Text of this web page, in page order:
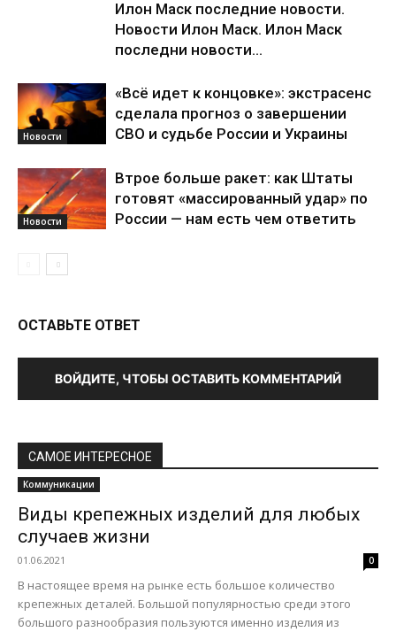
Илон Маск последние новости.
Новости Илон Маск. Илон Маск
последни новости...
Новости
«Всё идет к концовке»: экстрасенс
сделала прогноз о завершении
СВО и судьбе России и Украины
Новости
Втрое больше ракет: как Штаты
готовят «массированный удар» по
России — нам есть чем ответить
ОСТАВЬТЕ ОТВЕТ
ВОЙДИТЕ, ЧТОБЫ ОСТАВИТЬ КОММЕНТАРИЙ
САМОЕ ИНТЕРЕСНОЕ
Коммуникации
Виды крепежных изделий для любых
случаев жизни
01.06.2021 0
В настоящее время на рынке есть большое количество
крепежных деталей. Большой популярностью среди этого
большого разнообразия пользуются именно изделия из